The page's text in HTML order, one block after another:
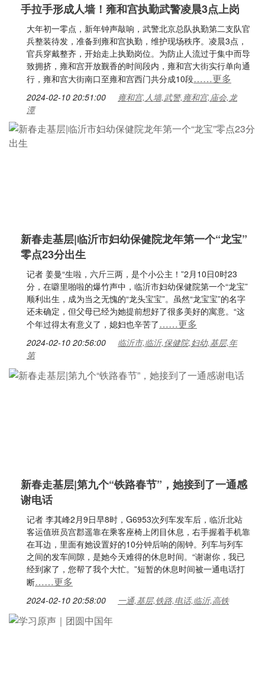
手拉手形成人墙！雍和宫执勤武警凌晨3点上岗
大年初一零点，新年钟声敲响，武警北京总队执勤第二支队官
兵整装待发，准备到雍和宫执勤，维护现场秩序。凌晨3点，
官兵穿戴整齐，开始走上执勤岗位。为防止人流过于集中而导
致拥挤，雍和宫开放觐香的时间段内，雍和宫大街实行单向通
行，雍和宫大街南口至雍和宫西门共分成10段……更多
2024-02-10 20:51:00
雍和宫,人墙,武警,雍和宫,庙会,龙
潭
新春走基层|临沂市妇幼保健院龙年第一个“龙宝”
零点23分出生
记者 姜曼“生啦，六斤三两，是个小公主！”2月10日0时23
分，在噼里啪啦的爆竹声中，临沂市妇幼保健院第一个“龙宝”
顺利出生，成为当之无愧的“龙头宝宝”。虽然“龙宝宝”的名字
还未确定，但父母已经为她提前想好了很多美好的寓意。“这
个年过得太有意义了，媳妇也辛苦了……更多
2024-02-10 20:56:00
临沂市,临沂,保健院,妇幼,基层,年
第
新春走基层|第九个“铁路春节”，她接到了一通感
谢电话
记者 李其峰2月9日早8时，G6953次列车发车后，临沂北站
客运值班员宫郡遥靠在乘客座椅上闭目休息，右手握着手机靠
在耳边，里面有她设置好的10分钟后响的闹钟。列车与列车
之间的发车间隙，是她今天难得的休息时间。“谢谢你，我已
经到家了，您帮了我个大忙。”短暂的休息时间被一通电话打
断……更多
2024-02-10 20:58:00 一通,基层,铁路,电话,临沂,高铁